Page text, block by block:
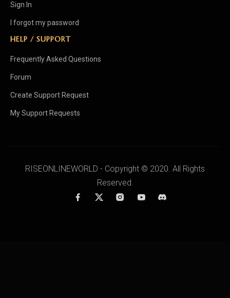
Sign In
I forgot my password
HELP / SUPPORT
Frequently Asked Questions
Forum
Create Support Request
My Support Requests
RISEONLINEWORLD - Copyright © 2020. All Rights
Reserved.